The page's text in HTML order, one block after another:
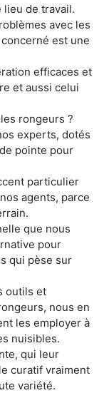
de travail.
avec les
est une
efficaces et
et aussi celui
rongeurs ?
experts, dotés
pointe pour
particulier
agents, parce
que nous
pour
qui pèse sur
outils et
nous en
les employer à
nuisibles.
qui leur
curatif vraiment
variété.